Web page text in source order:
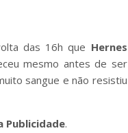
das 16h que Hernes
mesmo antes de ser
sangue e não resistiu
Publicidade.